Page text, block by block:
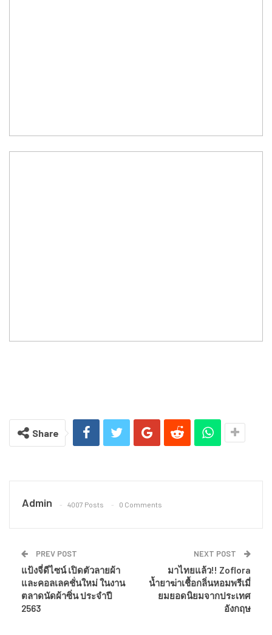
Share
Admin 4007 Posts 0 Comments
PREV POST
แป้งจี่ดีไซน์ เปิดตัวลายผ้า
และคอลเลคชั่นใหม่ ในงาน
ตลาดนัดผ้าซิ่น ประจำปี
2563
NEXT POST
มาไทยแล้ว!! Zoflora
น้ำยาฆ่าเชื้อกลิ่นหอมพรีเมี่
ยมยอดนิยมจากประเทศ
อังกฤษ